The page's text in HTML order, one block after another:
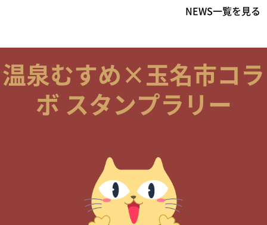
NEWS一覧を見る
温泉むすめ×玉名市コラ
ボ スタンプラリー